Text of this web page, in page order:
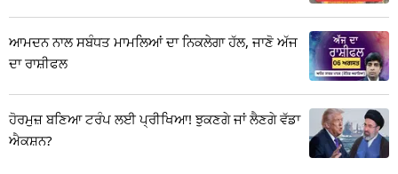
ਆਮਦਨ ਨਾਲ ਸਬੰਧਤ ਮਾਮਲਿਆਂ ਦਾ ਨਿਕਲੇਗਾ ਹੱਲ, ਜਾਣੋ ਅੱਜ
ਦਾ ਰਾਸ਼ੀਫਲ
ਹੋਰਮੁਜ਼ ਬਣਿਆ ਟਰੰਪ ਲਈ ਪ੍ਰੀਖਿਆ! ਝੁਕਣਗੇ ਜਾਂ ਲੈਣਗੇ ਵੱਡਾ
ਐਕਸ਼ਨ?